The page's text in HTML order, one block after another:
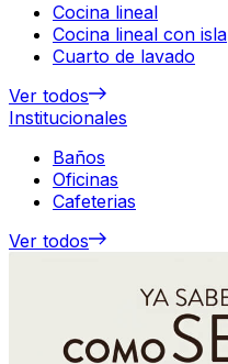
Cocina lineal
Cocina lineal con isla
Cuarto de lavado
Ver todos
Institucionales
Baños
Oficinas
Cafeterias
Ver todos